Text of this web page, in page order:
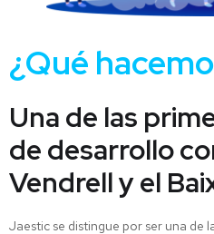
¿Qué
Una de las
de desarrollo
Vendrell y el
Jaestic se distingue por ser una de